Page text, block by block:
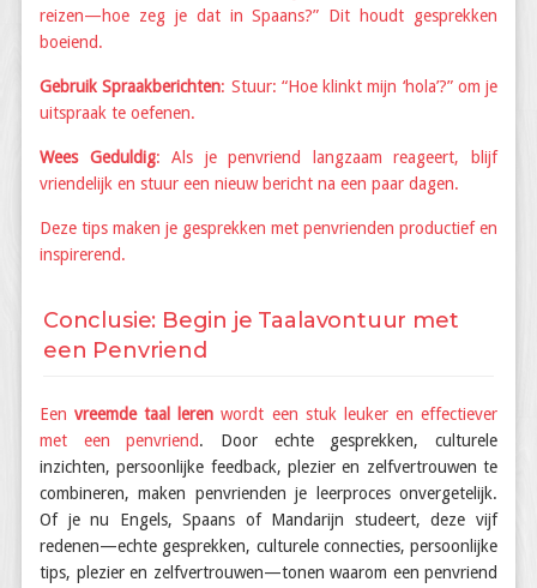
reizen—hoe zeg je dat in Spaans?” Dit houdt gesprekken
boeiend.
Gebruik Spraakberichten: Stuur: “Hoe klinkt mijn ‘hola’?” om je
uitspraak te oefenen.
Wees Geduldig: Als je penvriend langzaam reageert, blijf
vriendelijk en stuur een nieuw bericht na een paar dagen.
Deze tips maken je gesprekken met penvrienden productief en
inspirerend.
Conclusie: Begin je Taalavontuur met
een Penvriend
Eenvreemde taal leren wordt een stuk leuker en effectiever
met eenpenvriend. Door echte gesprekken, culturele
inzichten, persoonlijke feedback, plezier en zelfvertrouwen te
combineren, maken penvrienden je leerproces onvergetelijk.
Of je nu Engels, Spaans of Mandarijn studeert, deze vijf
redenen—echte gesprekken, culturele connecties, persoonlijke
tips, plezier en zelfvertrouwen—tonen waarom een penvriend